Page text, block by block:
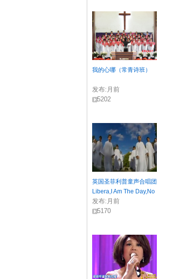
我的心哪（常青诗班）
发布: 月前
5202
英国圣菲利普童声合唱团
Libera,I Am The Day,No
1
发布: 月前
5170